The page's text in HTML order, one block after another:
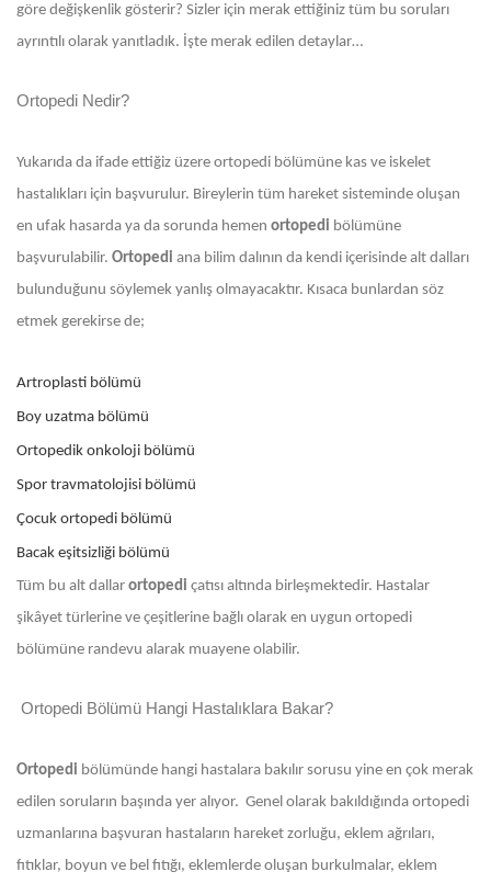
göre değişkenlik gösterir? Sizler için merak ettiğiniz tüm bu soruları
ayrıntılı olarak yanıtladık. İşte merak edilen detaylar…
Ortopedi Nedir?
Yukarıda da ifade ettiğiz üzere ortopedi bölümüne kas ve iskelet
hastalıkları için başvurulur. Bireylerin tüm hareket sisteminde oluşan
en ufak hasarda ya da sorunda hemen ortopedi bölümüne
başvurulabilir. Ortopedi ana bilim dalının da kendi içerisinde alt dalları
bulunduğunu söylemek yanlış olmayacaktır. Kısaca bunlardan söz
etmek gerekirse de;
Artroplasti bölümü
Boy uzatma bölümü
Ortopedik onkoloji bölümü
Spor travmatolojisi bölümü
Çocuk ortopedi bölümü
Bacak eşitsizliği bölümü
Tüm bu alt dallar ortopedi çatısı altında birleşmektedir. Hastalar
şikâyet türlerine ve çeşitlerine bağlı olarak en uygun ortopedi
bölümüne randevu alarak muayene olabilir.
Ortopedi Bölümü Hangi Hastalıklara Bakar?
Ortopedi bölümünde hangi hastalara bakılır sorusu yine en çok merak
edilen soruların başında yer alıyor. Genel olarak bakıldığında ortopedi
uzmanlarına başvuran hastaların hareket zorluğu, eklem ağrıları,
fıtıklar, boyun ve bel fıtığı, eklemlerde oluşan burkulmalar, eklem